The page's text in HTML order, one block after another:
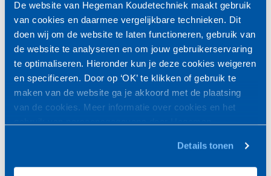
De website van Hegeman Koudetechniek maakt gebruik
van cookies en daarmee vergelijkbare technieken. Dit
doen wij om de website te laten functioneren, gebruik van
de website te analyseren en om jouw gebruikerservaring
te optimaliseren. Hieronder kun je deze cookies weigeren
en specificeren. Door op ‘OK’ te klikken of gebruik te
maken van de website ga je akkoord met de plaatsing
van de cookies. Meer informatie over cookies en het
Details tonen
onzeprivacyverklaring
CAPTCHA